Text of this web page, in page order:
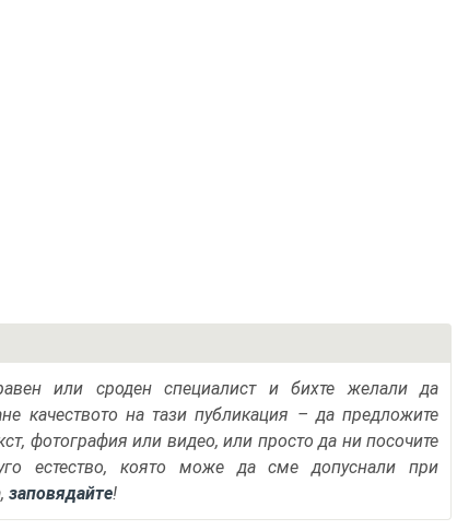
или сроден специалист и бихте желали да
качеството на тази публикация – да предложите
фотография или видео, или просто да ни посочите
естество, която може да сме допуснали при
заповядайте!